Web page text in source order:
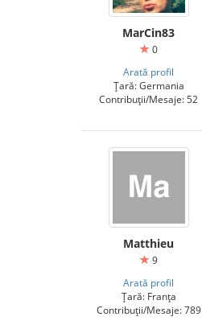
MarCin83
0
Arată profil
Țară: Germania
Contribuții/Mesaje: 52
Matthieu
9
Arată profil
Țară: Franța
Contribuții/Mesaje: 789